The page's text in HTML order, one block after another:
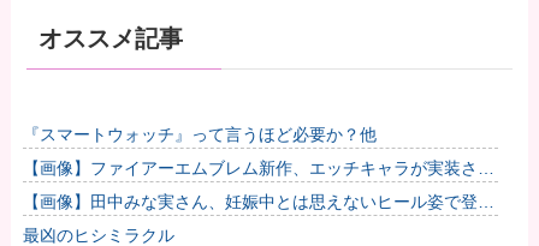
オススメ記事
『スマートウォッチ』って言うほど必要か？他
【画像】ファイアーエムブレム新作、エッチキャラが実装され
て始まるｗｗｗｗｗ他
【画像】田中みな実さん、妊娠中とは思えないヒール姿で登場
してしまう
最凶のヒシミラクル